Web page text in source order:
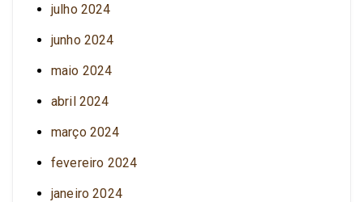
julho 2024
junho 2024
maio 2024
abril 2024
março 2024
fevereiro 2024
janeiro 2024